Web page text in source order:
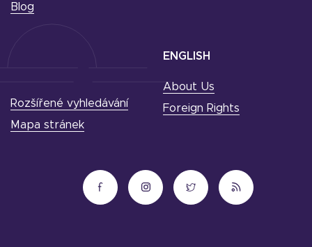
Blog
ENGLISH
About Us
Foreign Rights
Rozšířené vyhledávání
Mapa stránek